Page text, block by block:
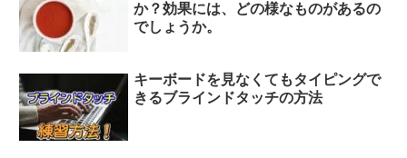
か？効果には、どの様なものがあるの
でしょうか。
キーボードを見なくてもタイピングで
きるブラインドタッチの方法